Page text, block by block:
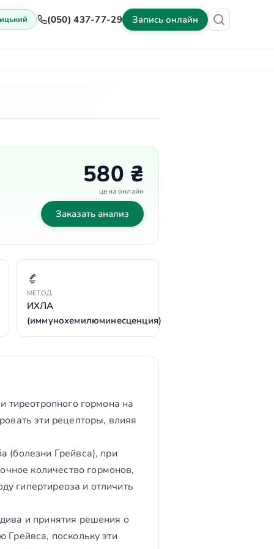
(050) 437-77-29 Запись онлайн
580 ₴
цена онлайн
Заказать анализ
МЕТОД
ИХЛА
(иммунохемилюминесценция)
тиреотропного гормона на
эти рецепторы, влияя
(болезни Грейвса), при
количество гормонов,
гипертиреоза и отличить
и принятия решения о
поскольку эти